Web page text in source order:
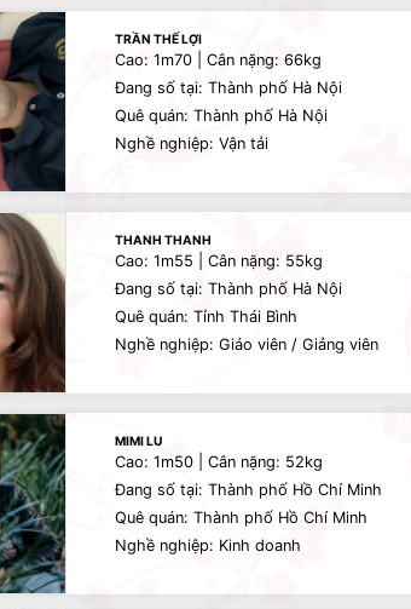
TRẦN THẾ LỢI
Cao: 1m70 | Cân nặng: 66kg
Đang số tại: Thành phố Hà Nội
Quê quán: Thành phố Hà Nội
Nghề nghiệp: Vận tải
THANH THANH
Cao: 1m55 | Cân nặng: 55kg
Đang số tại: Thành phố Hà Nội
Quê quán: Tỉnh Thái Bình
Nghề nghiệp: Giáo viên / Giảng viên
MIMI LU
Cao: 1m50 | Cân nặng: 52kg
Đang số tại: Thành phố Hồ Chí Minh
Quê quán: Thành phố Hồ Chí Minh
Nghề nghiệp: Kinh doanh